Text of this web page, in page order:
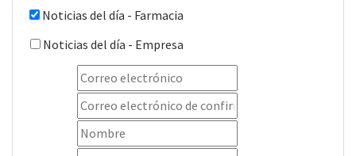
Noticias del día - Farmacia
Noticias del día - Empresa